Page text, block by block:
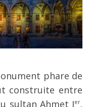
phare de
construite entre
sultan Ahmet Ier.